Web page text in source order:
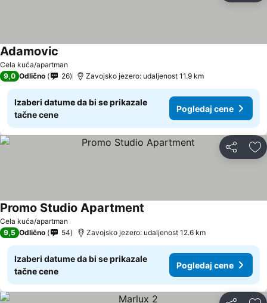
Cela kuća/apartman
Adamovic
9,0 Odlično 26 Zavojsko jezero: udaljenost 11.9 km
Izaberi datume da bi se prikazale
tačne cene
Pogledaj cene
Deli
Cela kuća/apartman
Promo Studio Apartment
9,5 Odlično 54 Zavojsko jezero: udaljenost 12.6 km
Izaberi datume da bi se prikazale
tačne cene
Pogledaj cene